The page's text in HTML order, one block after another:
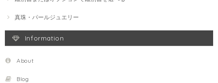
真珠・パールジュエリー
Information
About
Blog